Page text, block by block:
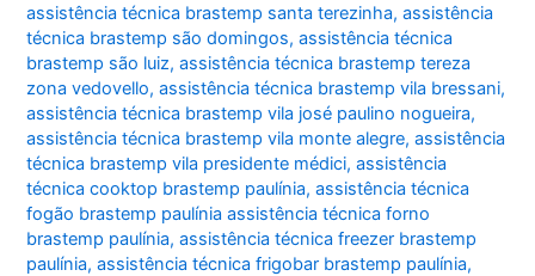
assistência técnica brastemp santa terezinha,assistência
técnica brastemp são domingos,assistência técnica
brastemp são luiz,assistência técnica brastemp tereza
zona vedovello,assistência técnica brastemp vila bressani,
assistência técnica brastemp vila josé paulino nogueira,
assistência técnica brastemp vila monte alegre,assistência
técnica brastemp vila presidente médici,assistência
técnica cooktop brastemp paulínia,assistência técnica
fogão brastemp paulínia assistência técnica forno
brastemp paulínia,assistência técnica freezer brastemp
paulínia,assistência técnica frigobar brastemp paulínia,